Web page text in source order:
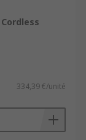
Cordless
334,39 €/unité